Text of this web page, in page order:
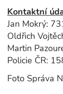
Kontaktní
Jan Mokrý:
Oldřich
Martin
Policie ČR:
Foto Správa